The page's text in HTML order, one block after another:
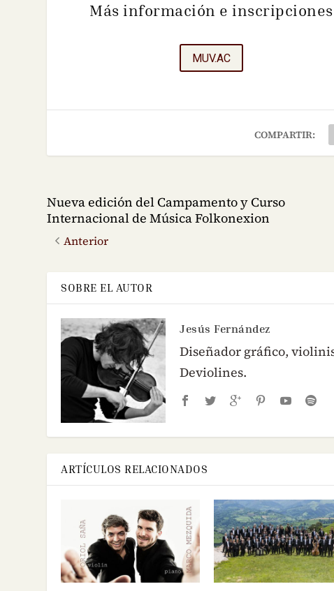
Más información e inscripciones
MUV.AC
COMPARTIR:
Nueva edición del Campamento y Curso
Internacional de Música Folkonexion
Anterior
SOBRE EL AUTOR
Jesús Fernández
Diseñador gráfico,
Deviolines.
ARTÍCULOS RELACIONADOS